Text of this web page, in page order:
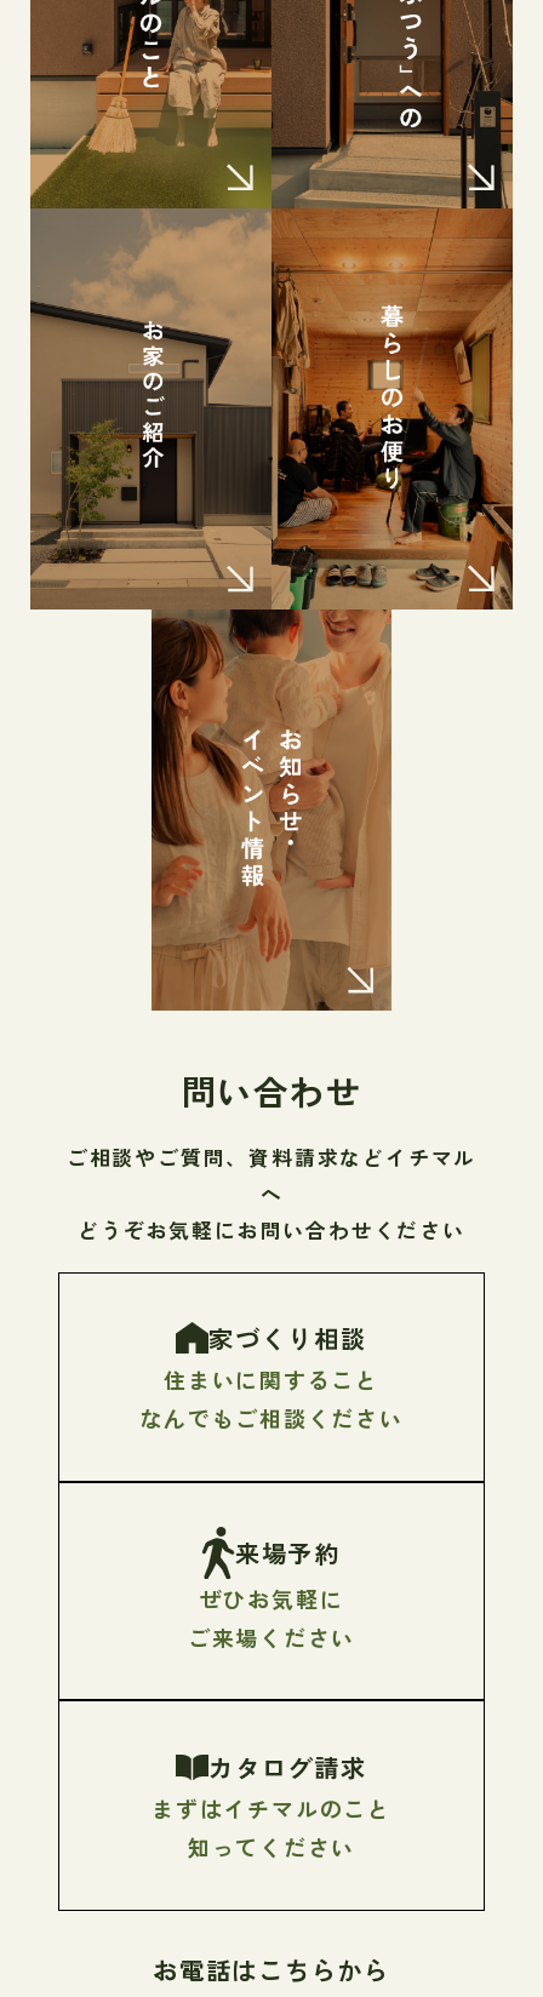
問い合わせ
ご相談やご質問、資料請求などイチマル
へ
どうぞお気軽にお問い合わせください
家づくり相談
住まいに関すること
なんでもご相談ください
来場予約
ぜひお気軽に
ご来場ください
カタログ請求
まずはイチマルのこと
知ってください
お電話はこちらから